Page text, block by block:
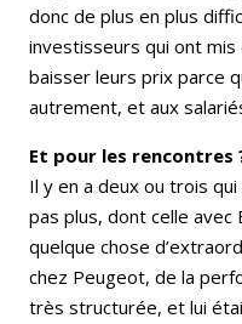
donc de plus en plus
investisseurs qui ont mis
baisser leurs prix parce
autrement, et aux
Et pour les rencontres
Il y en a deux ou trois
pas plus, dont celle avec
quelque chose
chez Peugeot, de la
très structurée, et lui